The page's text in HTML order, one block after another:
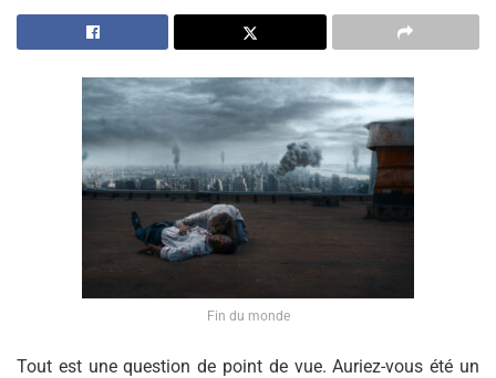
Fin du monde
Tout est une question de point de vue. Auriez-vous été un